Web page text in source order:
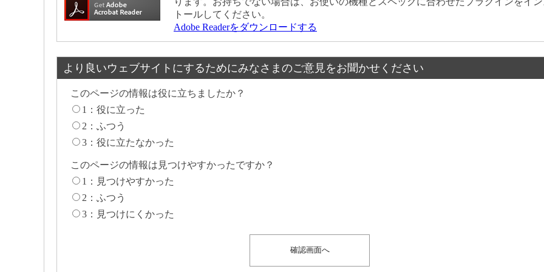
トールしてください。
Adobe Readerをダウンロードする
より良いウェブサイトにするためにみなさまのご意見をお聞かせください
このページの情報は役に立ちましたか？
1：役に立った
2：ふつう
3：役に立たなかった
このページの情報は見つけやすかったですか？
1：見つけやすかった
2：ふつう
3：見つけにくかった